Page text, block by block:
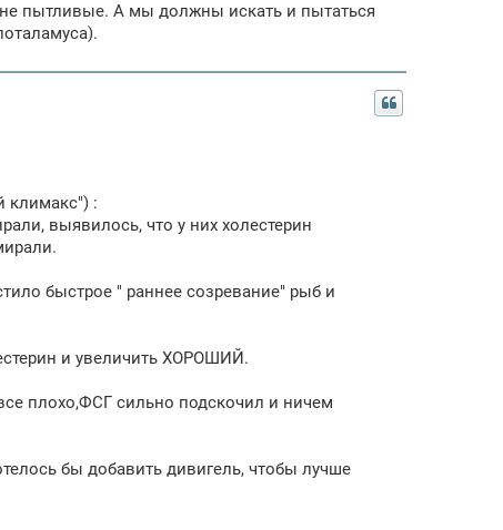
пытливые. А мы должны искать и пытаться
климакс") :
выявилось, что у них холестерин
быстрое " раннее созревание" рыб и
и увеличить ХОРОШИЙ.
плохо,ФСГ сильно подскочил и ничем
бы добавить дивигель, чтобы лучше